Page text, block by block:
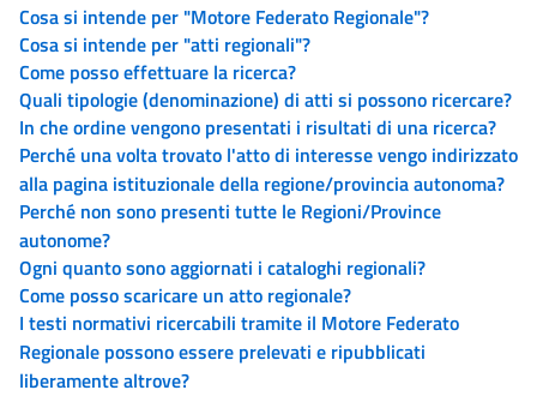
Cosa si intende per "Motore Federato Regionale"?
Cosa si intende per "atti regionali"?
Come posso effettuare la ricerca?
Quali tipologie (denominazione) di atti si possono ricercare?
In che ordine vengono presentati i risultati di una ricerca?
Perché una volta trovato l'atto di interesse vengo indirizzato
alla pagina istituzionale della regione/provincia autonoma?
Perché non sono presenti tutte le Regioni/Province
autonome?
Ogni quanto sono aggiornati i cataloghi regionali?
Come posso scaricare un atto regionale?
I testi normativi ricercabili tramite il Motore Federato
Regionale possono essere prelevati e ripubblicati
liberamente altrove?